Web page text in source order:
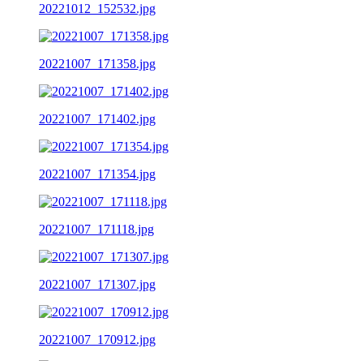
20221012_152532.jpg
20221007_171358.jpg
20221007_171402.jpg
20221007_171354.jpg
20221007_171118.jpg
20221007_171307.jpg
20221007_170912.jpg